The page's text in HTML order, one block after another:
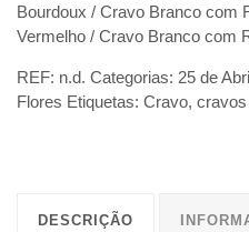
Bourdoux / Cravo Branco com
Vermelho / Cravo Branco com
REF: n.d. Categorias: 25 de
Flores Etiquetas: Cravo, cravos
DESCRIÇÃO